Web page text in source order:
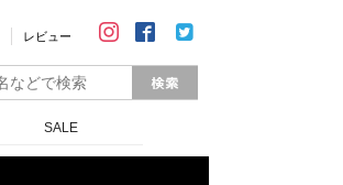
レビュー
SALE